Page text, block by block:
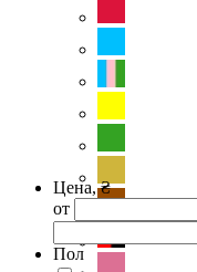
Цена, ₴
от
Пол